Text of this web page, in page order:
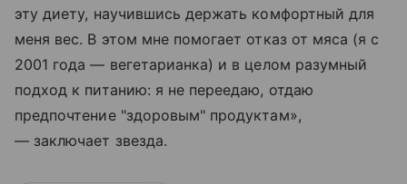
эту диету, научившись держать комфортный для
меня вес. В этом мне помогает отказ от мяса (я с
2001 года — вегетарианка) и в целом разумный
подход к питанию: я не переедаю, отдаю
предпочтение "здоровым" продуктам»,
— заключает звезда.